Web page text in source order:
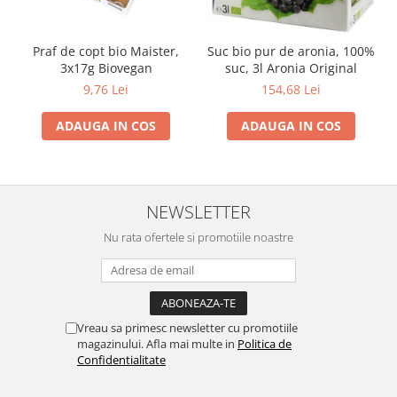
Praf de copt bio Maister,
3x17g Biovegan
9,76 Lei
ADAUGA IN COS
Suc bio pur de aronia, 100%
suc, 3l Aronia Original
154,68 Lei
ADAUGA IN COS
NEWSLETTER
Nu rata ofertele si promotiile noastre
Vreau sa primesc newsletter cu promotiile
magazinului. Afla mai multe in Politica de
Confidentialitate